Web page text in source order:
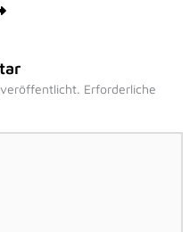
Erforderliche